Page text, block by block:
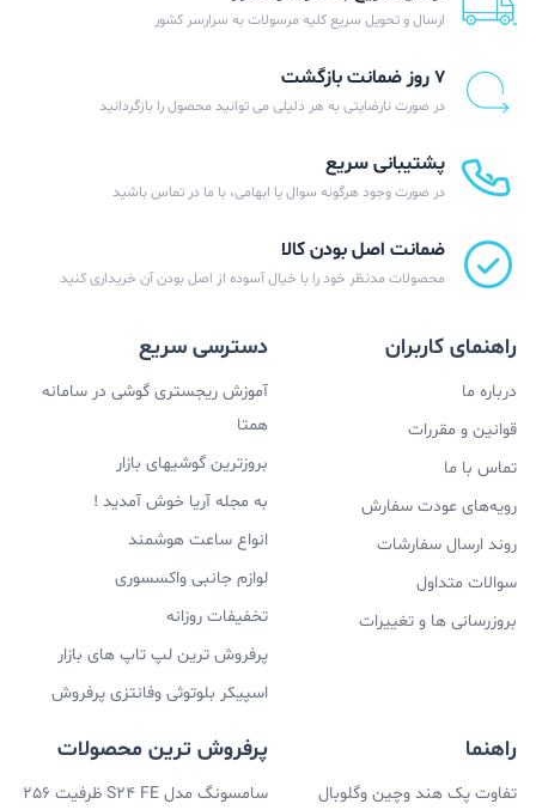
ارسال و تحویل سریع کلیه مرسولات به سرارسر کشور
۷ روز ضمانت بازگشت
در صورت نارضایتی به هر دلیلی می توانید محصول را بازگردانید
پشتیبانی سریع
در صورت وجود هرگونه سوال یا ابهامی، با ما در تماس باشید
ضمانت اصل بودن کالا
محصولات مدنظر خود را با خیال آسوده از اصل بودن آن خریداری کنید
راهنمای کاربران
درباره ما
قوانین و مقررات
تماس با ما
رویه‌های عودت سفارش
روند ارسال سفارشات
سوالات متداول
بروزرسانی ها و تغییرات
دسترسی سریع
آموزش ریجستری گوشی در سامانه
همتا
بروزترین گوشیهای بازار
به مجله آریا خوش آمدید !
انواع ساعت هوشمند
لوازم جانبی واکسسوری
تخفیفات روزانه
پرفروش ترین لپ تاپ های بازار
اسپیکر بلوتوثی وفانتزی پرفروش
راهنما
تفاوت پک هند وچین وگلوبال
پرفروش ترین محصولات
سامسونگ مدل S24 FE ظرفیت 256